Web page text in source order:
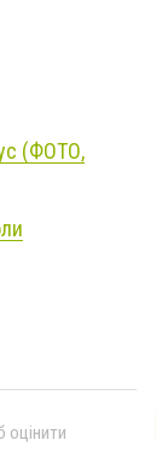
(ФОТО,
оцінити